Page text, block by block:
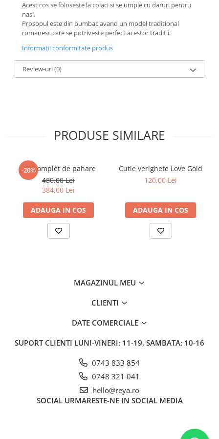
Acest cos se foloseste la colaci si se umple cu daruri pentru
nasi.
Prosopul este din bumbac avand un model traditional
romanesc care se potriveste perfect acestor traditii.
Informatii conformitate produs
Review-uri(0)
PRODUSE SIMILARE
-20%
Set complet de pahare
480,00 Lei
384,00 Lei
ADAUGA IN COS
Cutie verighete Love Gold
120,00 Lei
ADAUGA IN COS
MAGAZINUL MEU
CLIENTI
DATE COMERCIALE
SUPORT CLIENTI LUNI-VINERI: 11-19, SAMBATA: 10-16
0743 833 854
0748 321 041
hello@reya.ro
SOCIAL URMARESTE-NE IN SOCIAL MEDIA